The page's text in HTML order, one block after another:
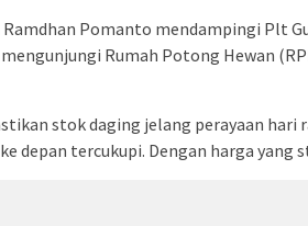
Pomanto mendampingi Plt
Rumah Potong Hewan
stok daging jelang perayaan hari
depan tercukupi. Dengan harga yang